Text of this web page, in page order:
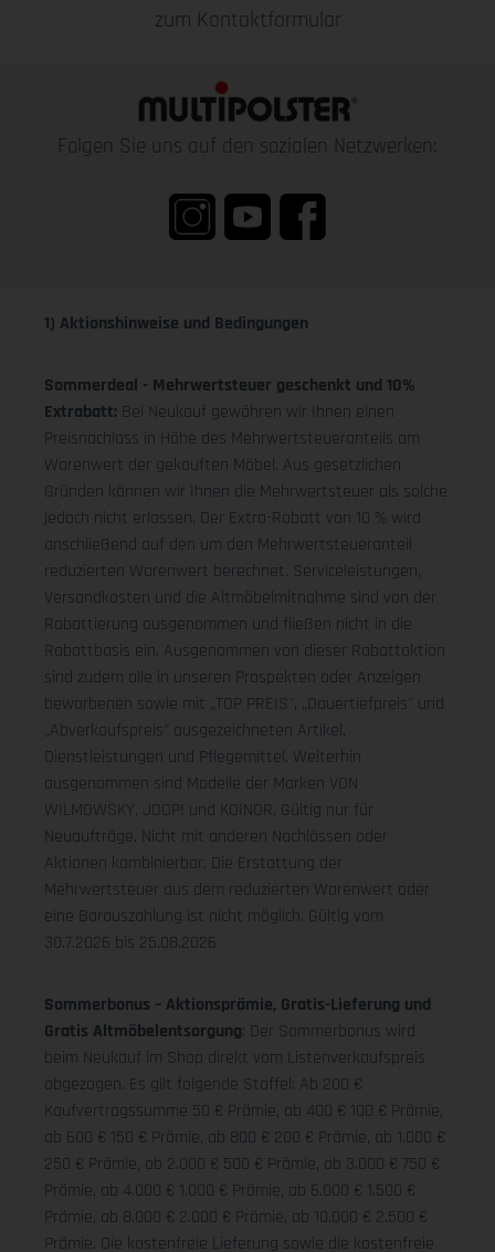
zum Kontaktformular
Folgen Sie uns auf den sozialen Netzwerken:
1) Aktionshinweise und Bedingungen
Sommerdeal - Mehrwertsteuer geschenkt und 10%
Extrabatt: Bei Neukauf gewähren wir Ihnen einen
Preisnachlass in Höhe des Mehrwertsteueranteils am
Warenwert der gekauften Möbel. Aus gesetzlichen
Gründen können wir Ihnen die Mehrwertsteuer als solche
jedoch nicht erlassen. Der Extra-Rabatt von 10 % wird
anschließend auf den um den Mehrwertsteueranteil
reduzierten Warenwert berechnet. Serviceleistungen,
Versandkosten und die Altmöbelmitnahme sind von der
Rabattierung ausgenommen und fließen nicht in die
Rabattbasis ein. Ausgenommen von dieser Rabattaktion
sind zudem alle in unseren Prospekten oder Anzeigen
beworbenen sowie mit „TOP PREIS", „Dauertiefpreis" und
„Abverkaufspreis" ausgezeichneten Artikel,
Dienstleistungen und Pflegemittel. Weiterhin
ausgenommen sind Modelle der Marken VON
WILMOWSKY, JOOP! und KOINOR. Gültig nur für
Neuaufträge. Nicht mit anderen Nachlässen oder
Aktionen kombinierbar. Die Erstattung der
Mehrwertsteuer aus dem reduzierten Warenwert oder
eine Barauszahlung ist nicht möglich. Gültig vom
30.7.2026 bis 25.08.2026
Sommerbonus – Aktionsprämie, Gratis-Lieferung und
Gratis Altmöbelentsorgung: Der Sommerbonus wird
beim Neukauf im Shop direkt vom Listenverkaufspreis
abgezogen. Es gilt folgende Staffel: Ab 200 €
Kaufvertragssumme 50 € Prämie, ab 400 € 100 € Prämie,
ab 600 € 150 € Prämie, ab 800 € 200 € Prämie, ab 1.000 €
250 € Prämie, ab 2.000 € 500 € Prämie, ab 3.000 € 750 €
Prämie, ab 4.000 € 1.000 € Prämie, ab 6.000 € 1.500 €
Prämie, ab 8.000 € 2.000 € Prämie, ab 10.000 € 2.500 €
Prämie. Die kostenfreie Lieferung sowie die kostenfreie